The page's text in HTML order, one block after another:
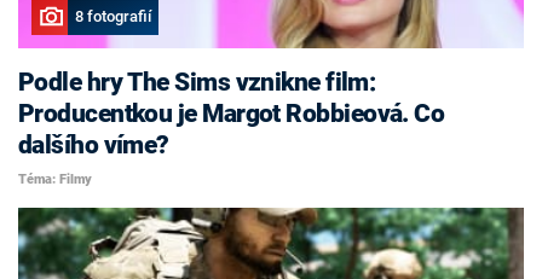
8 fotografií
Podle hry The Sims vznikne film:
Producentkou je Margot Robbieová. Co
dalšího víme?
Téma: Filmy